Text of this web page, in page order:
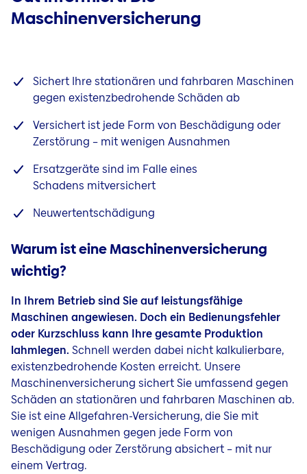
Gebäude
Bauleistung
Photovoltaik
Maschinenversicherung
Sichert Ihre stationären und fahrbaren Maschinen
gegen existenzbedrohende Schäden ab
Versichert ist jede Form von Beschädigung oder
Zerstörung – mit wenigen Ausnahmen
Ersatzgeräte sind im Falle eines
Schadens mitversichert
Neuwertentschädigung
Warum ist eine Maschinenversicherung
wichtig?
In Ihrem Betrieb sind Sie auf leistungsfähige
Maschinen angewiesen. Doch ein Bedienungsfehler
oder Kurzschluss kann Ihre gesamte Produktion
lahmlegen. Schnell werden dabei nicht kalkulierbare,
existenzbedrohende Kosten erreicht. Unsere
Maschinenversicherung sichert Sie umfassend gegen
Schäden an stationären und fahrbaren Maschinen ab.
Sie ist eine Allgefahren-Versicherung, die Sie mit
wenigen Ausnahmen gegen jede Form von
Beschädigung oder Zerstörung absichert – mit nur
einem Vertrag.